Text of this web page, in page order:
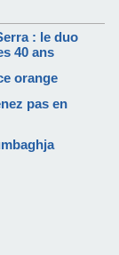
: le duo
40 ans
orange
pas en